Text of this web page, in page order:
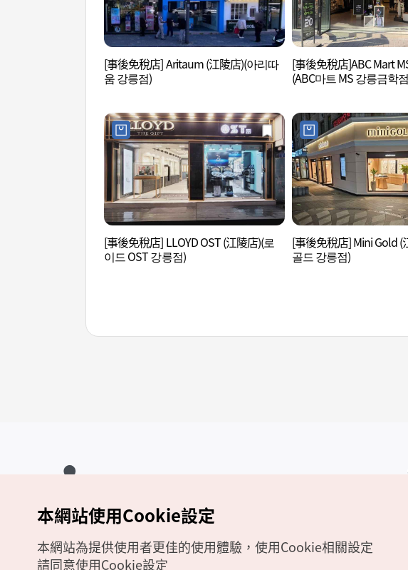
[事後免稅店] Aritaum (江陵店)(아리따
움 강릉점)
[事後免稅店]ABC Mart
(ABC마트 MS 강릉금학
[事後免稅店] LLOYD OST (江陵店)(로
이드 OST 강릉점)
[事後免稅店] Mini Gold (
골드 강릉점)
Copyrights (c) 韓國觀光公社版權所有
如有相關疑問或建議，歡迎來信至官方信箱
本網站使用Cookie設定
本網站為提供使用者更佳的使用體驗，使用Cookie相關設定
請同意使用Cookie設定